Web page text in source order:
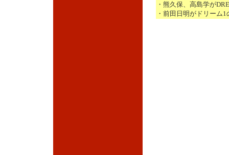
・熊久保、高島学が
・前田日明がドリーム